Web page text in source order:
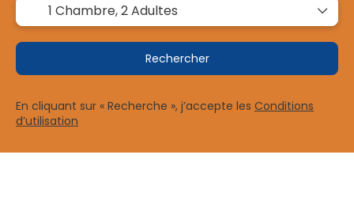
1 Chambre,2 Adultes
Rechercher
En cliquant sur « Recherche », j’accepte les Conditions
d’utilisation